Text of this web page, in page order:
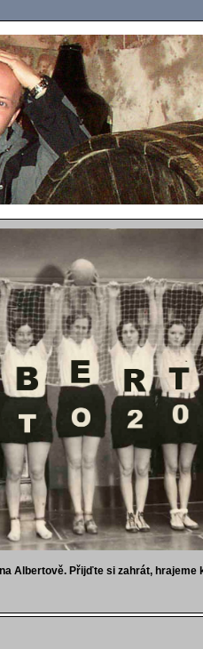
Albertově. Přijďte si zahrát, hrajeme